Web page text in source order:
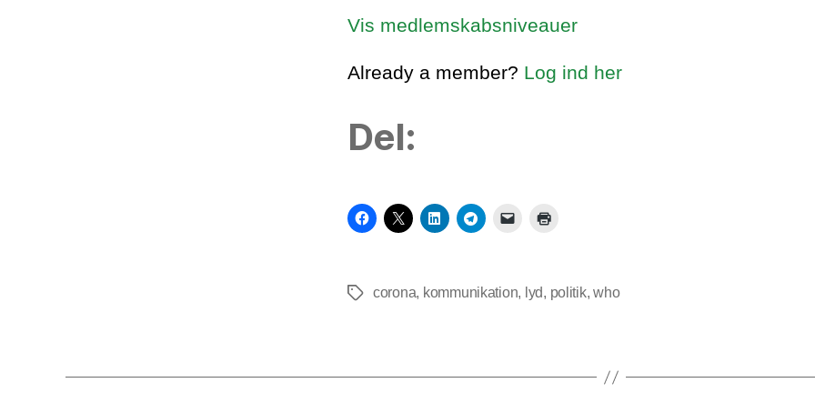
Vis medlemskabsniveauer
Already a member? Log ind her
Del:
Tagscorona, kommunikation, lyd, politik,who